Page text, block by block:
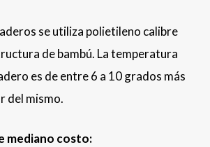
se utiliza polietileno calibre
de bambú. La temperatura
es de entre 6 a 10 grados más
del mismo.
mediano costo: